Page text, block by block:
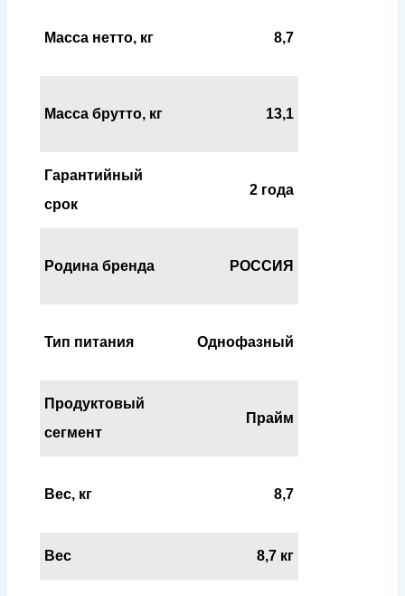
Масса нетто, кг 8,7
Масса брутто, кг 13,1
Гарантийный
срок
2 года
Родина бренда РОССИЯ
Тип питания Однофазный
Продуктовый
сегмент
Прайм
Вес, кг 8,7
Вес 8,7 кг